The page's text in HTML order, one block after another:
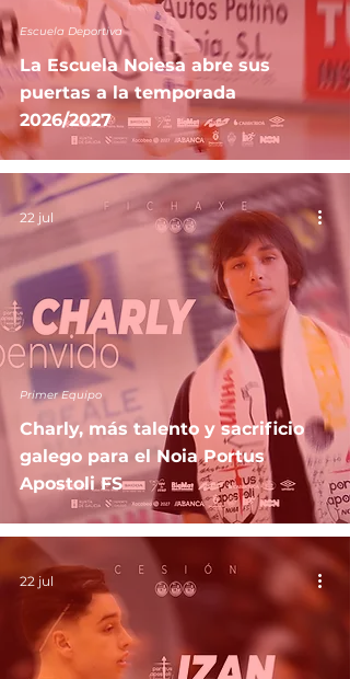
La Escuela Noiesa abre sus
puertas a la temporada
2026/2027
Escuela Deportiva
Charly, más talento y sacrificio
galego para el Noia Portus
Apostoli FS
Primer Equipo
22 jul
22 jul